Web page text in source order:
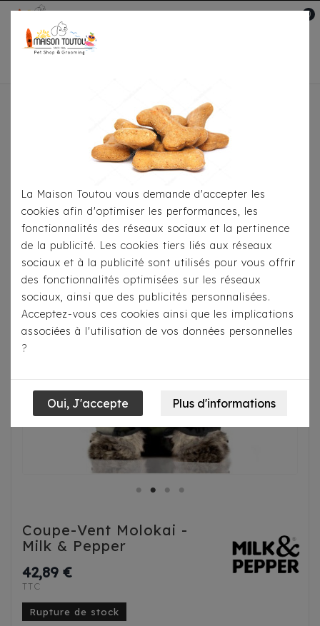
0
Accueil
Pour
Imperméables
Coupe-Vent Molokai -
Milk & Pepper
Coupe-Vent Molokai -
Milk & Pepper
42,89 €
TTC
Rupture de stock
La Maison Toutou vous demande d'accepter les
cookies afin d'optimiser les performances, les
fonctionnalités des réseaux sociaux et la pertinence
de la publicité. Les cookies tiers liés aux réseaux
sociaux et à la publicité sont utilisés pour vous offrir
des fonctionnalités optimisées sur les réseaux
sociaux, ainsi que des publicités personnalisées.
Acceptez-vous ces cookies ainsi que les implications
associées à l'utilisation de vos données personnelles
?